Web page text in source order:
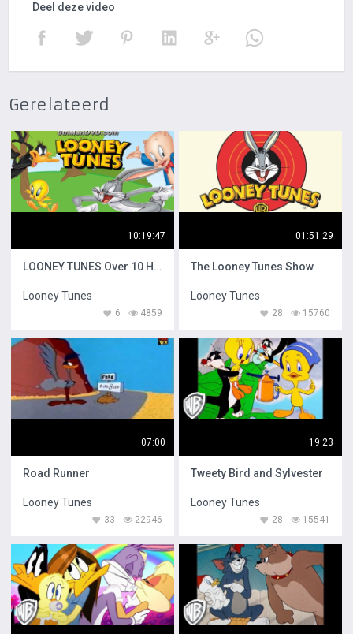
Deel deze video
Gerelateerd
10:19:47
LOONEY TUNES Over 10 Hours
Looney Tunes
4859
6
01:51:29
The Looney Tunes Show
Looney Tunes
15760
28
07:00
Road Runner
Looney Tunes
22946
33
19:23
Tweety Bird and Sylvester
Looney Tunes
15541
28